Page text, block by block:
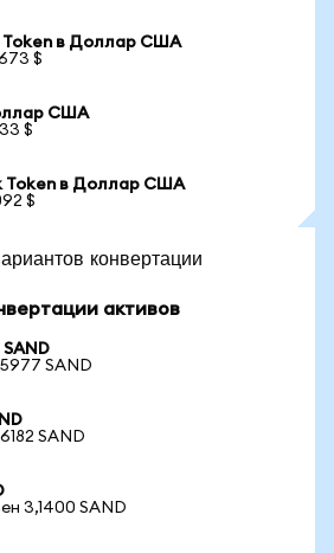
Token в Доллар США
$
США
$
Token в Доллар США
$
конвертации
активов
SAND
SAND
3,1400 SAND